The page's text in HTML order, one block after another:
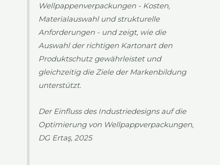
Wellpappenverpackungen - Kosten,
Materialauswahl und strukturelle
Anforderungen - und zeigt, wie die
Auswahl der richtigen Kartonart den
Produktschutz gewährleistet und
gleichzeitig die Ziele der Markenbildung
unterstützt.
Der Einfluss des Industriedesigns auf die
Optimierung von Wellpappverpackungen,
DG Ertaş, 2025